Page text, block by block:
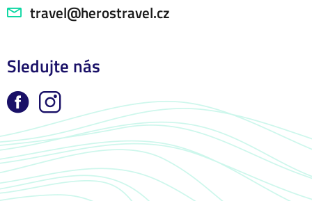
travel@herostravel.cz
Sledujte nás